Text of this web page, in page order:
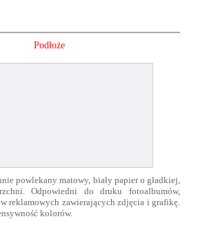
Podłoże
powlekany matowy, biały papier o gładkiej,
Odpowiedni do druku fotoalbumów,
reklamowych zawierających zdjęcia i grafikę.
kolorów.